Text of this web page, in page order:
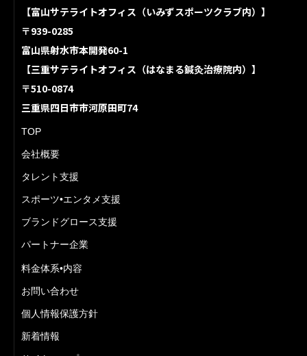
【富山サテライトオフィス（いみずスポーツクラブ内）】
〒939-0285
富山県射水市本開発60-1
【三重サテライトオフィス（はなまる鍼灸治療院内）】
〒510-0874
三重県四日市市河原田町74
TOP
会社概要
タレント支援
スポーツ•エンタメ支援
ブランドグロース支援
パートナー企業
料金体系•内容
お問い合わせ
個人情報保護方針
新着情報